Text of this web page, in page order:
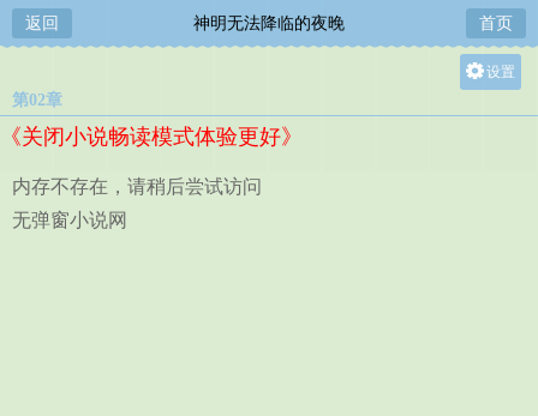
返回 神明无法降临的夜晚 首页
设置
第02章
《关闭小说畅读模式体验更好》
内存不存在，请稍后尝试访问
无弹窗小说网